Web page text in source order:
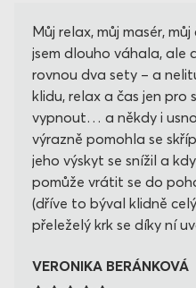
Můj relax, můj masér,
jsem dlouho váhala, ale
rovnou dva sety – a
klidu, relax a čas jen pro
vypnout… a někdy i
výrazně pomohla se
jeho výskyt se snížil a
pomůže vrátit se do
(dříve to býval klidně
přeleželý krk se díky ní
VERONIKA BERÁNKOVÁ